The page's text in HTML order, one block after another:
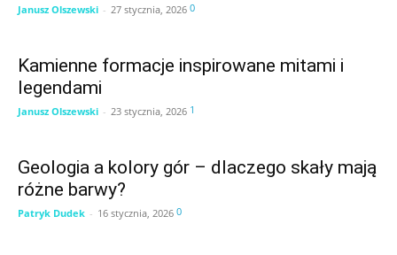
Janusz Olszewski - 27 stycznia, 2026 0
Kamienne formacje inspirowane mitami i
legendami
Janusz Olszewski - 23 stycznia, 2026 1
Geologia a kolory gór – dlaczego skały mają
różne barwy?
Patryk Dudek - 16 stycznia, 2026 0